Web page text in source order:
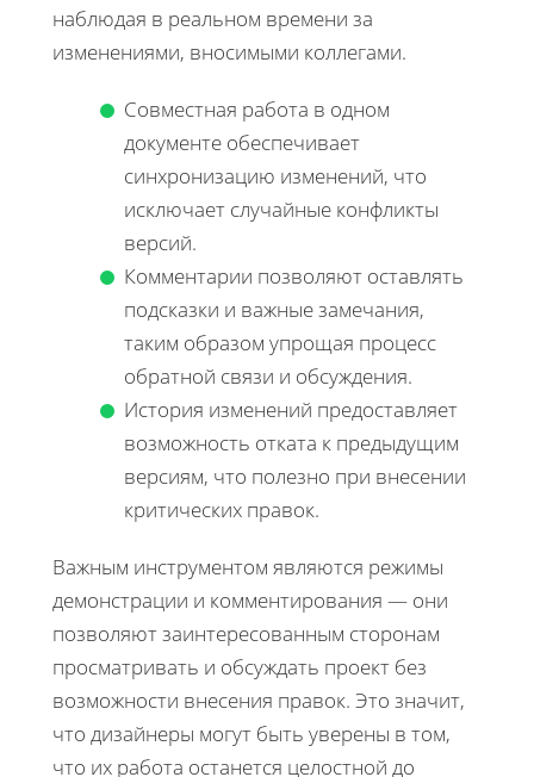
наблюдая в реальном времени за
изменениями, вносимыми коллегами.
Совместная работа в одном
документе обеспечивает
синхронизацию изменений, что
исключает случайные конфликты
версий.
Комментарии позволяют оставлять
подсказки и важные замечания,
таким образом упрощая процесс
обратной связи и обсуждения.
История изменений предоставляет
возможность отката к предыдущим
версиям, что полезно при внесении
критических правок.
Важным инструментом являются режимы
демонстрации и комментирования — они
позволяют заинтересованным сторонам
просматривать и обсуждать проект без
возможности внесения правок. Это значит,
что дизайнеры могут быть уверены в том,
что их работа останется целостной до